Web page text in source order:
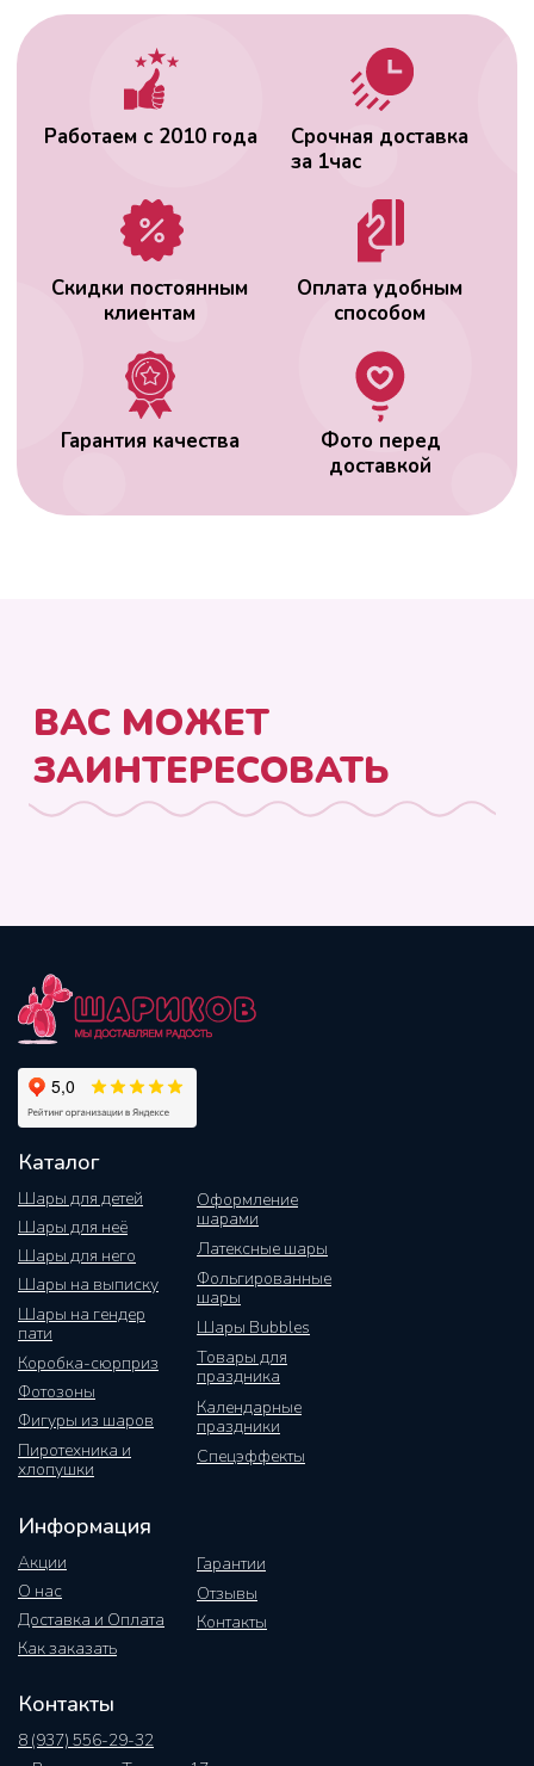
Гарантия качества
ВАС МОЖЕТ
ЗАИНТЕРЕСОВАТЬ
Каталог
Шары для детей
Шары для неё
Шары на выписку
Шары на гендер
пати
Коробка-сюрприз
Фотозоны
Оформление
шарами
Фигуры из шаров
Латексные шары
Фольгированные
шары
Шары Bubbles
Шары для него
Товары для
праздника
Календарные
праздники
Пиротехника и
хлопушки
Спецэффекты
Информация
Акции
О нас
Как заказать
Гарантии
Отзывы
Контакты
Доставка и Оплата
Контакты
8 (937) 556-29-32